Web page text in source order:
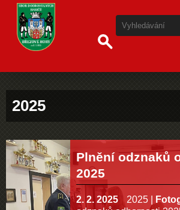
2025
Plnění odznaků
2025
2. 2. 2025 2025